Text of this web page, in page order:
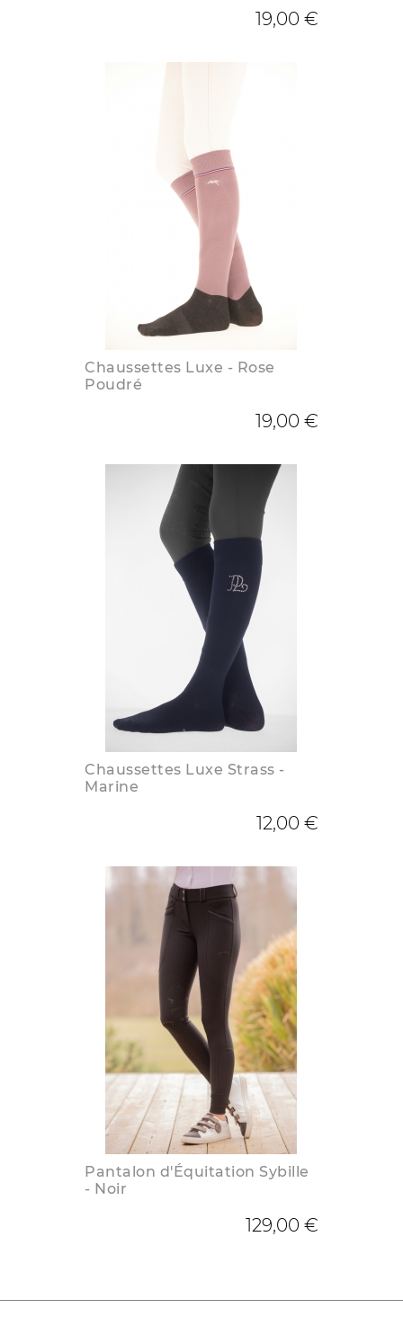
19,00 €
Chaussettes Luxe - Rose
Poudré
19,00 €
Chaussettes Luxe Strass -
Marine
12,00 €
Pantalon d'Équitation Sybille
- Noir
129,00 €